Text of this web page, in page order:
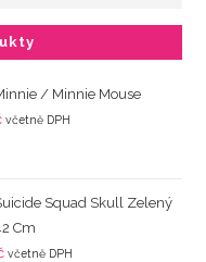
/ Minnie Mouse
včetně DPH
Squad Skull Zelený
Cm
včetně DPH